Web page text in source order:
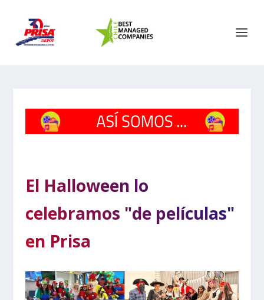
El Halloween lo
celebramos "de películas"
en Prisa